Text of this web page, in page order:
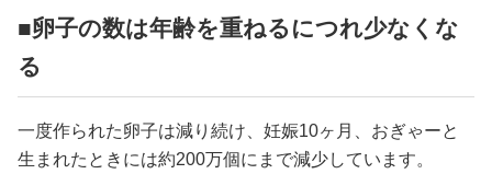
■卵子の数は年齢を重ねるにつれ少なくな
る
一度作られた卵子は減り続け、妊娠10ヶ月、おぎゃーと
生まれたときには約200万個にまで減少しています。